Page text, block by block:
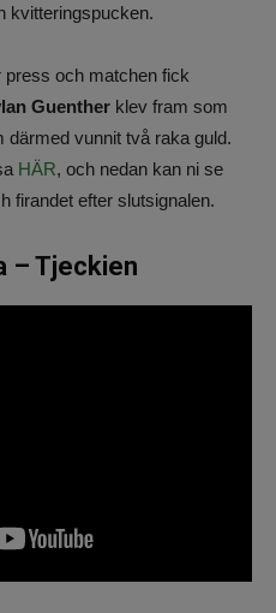
kvitteringspucken.
press och matchen fick
Guenther klev fram som
därmed vunnit två raka guld.
HÄR, och nedan kan ni se
firandet efter slutsignalen.
– Tjeckien